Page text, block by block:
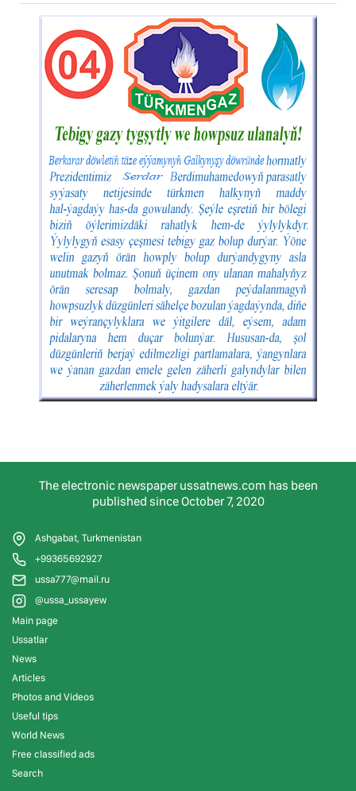
The electronic newspaper ussatnews.com has been
published since October 7, 2020
Ashgabat, Turkmenistan
+99365692927
ussa777@mail.ru
@ussa_ussayew
Main page
Ussatlar
News
Articles
Photos and Videos
Useful tips
World News
Free classified ads
Search